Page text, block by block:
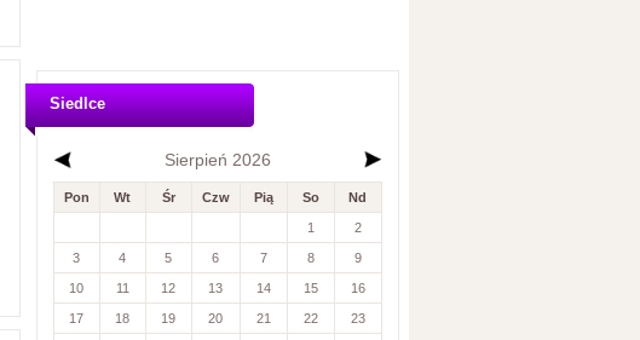
Siedlce
Sierpień 2026
Pon Wt Śr Czw Pią So Nd
1 2
3 4 5 6 7 8 9
10 11 12 13 14 15 16
17 18 19 20 21 22 23